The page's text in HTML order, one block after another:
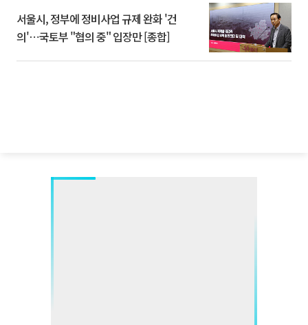
서울시, 정부에 정비사업 규제 완화 '건
의'⋯국토부 "협의 중" 입장만 [종합]